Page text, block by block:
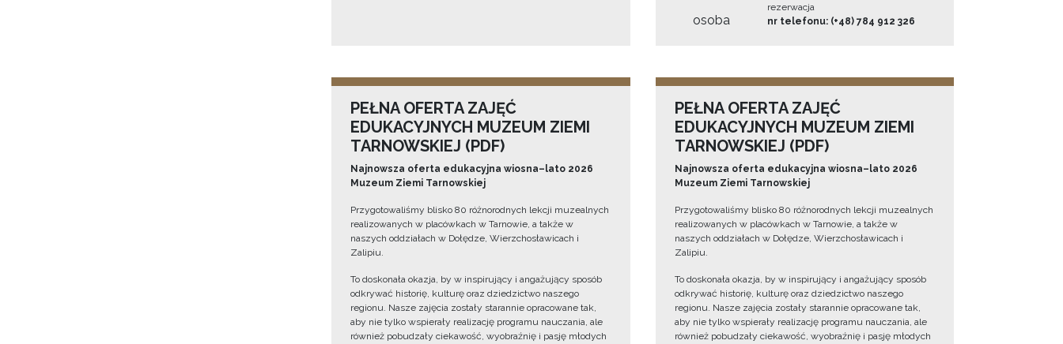
osoba
rezerwacja
nr telefonu: (+48) 784 912 326
PEŁNA OFERTA ZAJĘĆ
EDUKACYJNYCH MUZEUM ZIEMI
TARNOWSKIEJ (PDF)
Najnowsza oferta edukacyjna wiosna–lato 2026
Muzeum Ziemi Tarnowskiej
Przygotowaliśmy blisko 80 różnorodnych lekcji muzealnych
realizowanych w placówkach w Tarnowie, a także w
naszych oddziałach w Dołędze, Wierzchosławicach i
Zalipiu.
To doskonała okazja, by w inspirujący i angażujący sposób
odkrywać historię, kulturę oraz dziedzictwo naszego
regionu. Nasze zajęcia zostały starannie opracowane tak,
aby nie tylko wspierały realizację programu nauczania, ale
również pobudzały ciekawość, wyobraźnię i pasję młodych
PEŁNA OFERTA ZAJĘĆ
EDUKACYJNYCH MUZEUM ZIEMI
TARNOWSKIEJ (PDF)
Najnowsza oferta edukacyjna wiosna–lato 2026
Muzeum Ziemi Tarnowskiej
Przygotowaliśmy blisko 80 różnorodnych lekcji muzealnych
realizowanych w placówkach w Tarnowie, a także w
naszych oddziałach w Dołędze, Wierzchosławicach i
Zalipiu.
To doskonała okazja, by w inspirujący i angażujący sposób
odkrywać historię, kulturę oraz dziedzictwo naszego
regionu. Nasze zajęcia zostały starannie opracowane tak,
aby nie tylko wspierały realizację programu nauczania, ale
również pobudzały ciekawość, wyobraźnię i pasję młodych